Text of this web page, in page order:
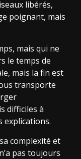
libérés,
poignant, mais
mais qui ne
le temps de
mais la fin est
transporte
difficiles à
explications.
complexité et
pas toujours